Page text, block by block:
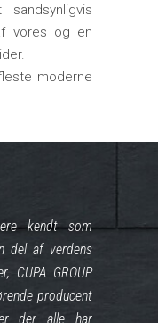
vores og en
moderne
kendt som
del af verdens
CUPA GROUP
producent
der alle har